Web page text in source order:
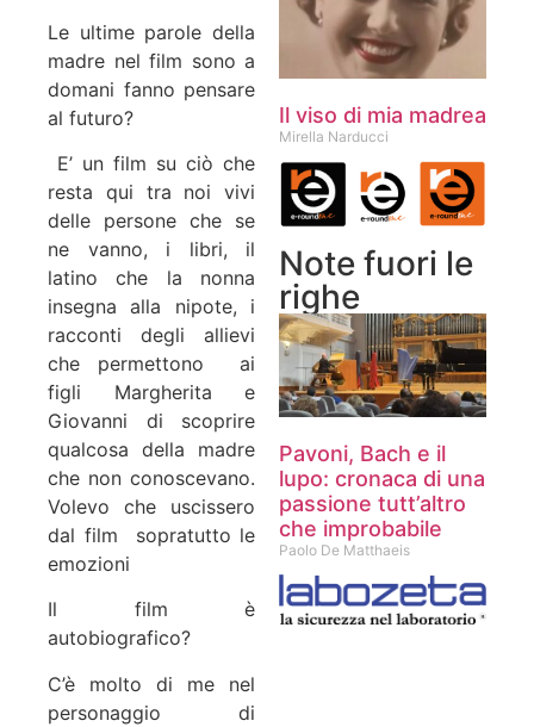
Le ultime parole della
madre nel film sono a
domani fanno pensare
al futuro?
E’ un film su ciò che
resta qui tra noi vivi
delle persone che se
ne vanno, i libri, il
latino che la nonna
insegna alla nipote, i
racconti degli allievi
che permettono ai
figli Margherita e
Giovanni di scoprire
qualcosa della madre
che non conoscevano.
Volevo che uscissero
dal film sopratutto le
emozioni
Il film è
autobiografico?
C’è molto di me nel
personaggio di
Il viso di mia madrea
Mirella Narducci
Note fuori le
righe
Pavoni, Bach e il
lupo: cronaca di una
passione tutt’altro
che improbabile
Paolo De Matthaeis